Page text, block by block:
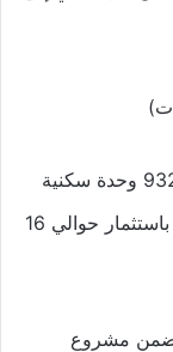
في سنة 2022 تم وضع حجر الأساس لبناء 932 وحدة سكنية
في 10 ولايات، منها 276 وحدة في كيهيدي ، باستثمار حوالي 16
وحدة سكنية ضمن مشروع